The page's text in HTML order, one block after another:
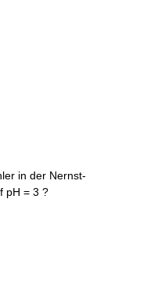
in der Nernst-
pH = 3 ?